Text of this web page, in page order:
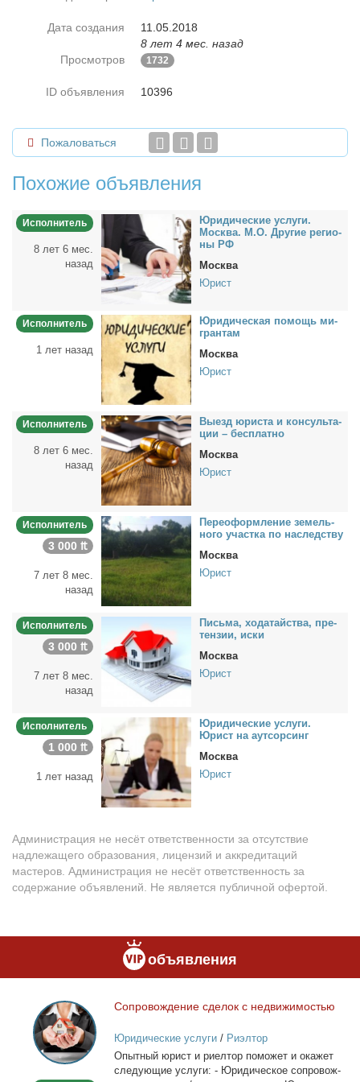
Дата создания
11.05.2018
8 лет 4 мес. назад
Просмотров
1732
ID объявления 10396
Пожаловаться
Похожие объявления
Исполнитель
8 лет 6 мес.
назад
Юри­ди­че­ские услу­ги.
Москва. М.О. Дру­гие ре­ги­о­
ны РФ
Москва
Юрист
Исполнитель
1 лет назад
Юри­ди­че­ская по­мощь ми­
гран­там
Москва
Юрист
Исполнитель
8 лет 6 мес.
назад
Вы­езд юри­ста и кон­суль­та­
ции – бес­плат­но
Москва
Юрист
Исполнитель
3 000 ₶
7 лет 8 мес.
назад
Пе­ре­оформ­ле­ние зе­мель­
но­го участ­ка по на­след­ству
Москва
Юрист
Исполнитель
3 000 ₶
7 лет 8 мес.
назад
Пись­ма, хо­да­тай­ства, пре­
тен­зии, ис­ки
Москва
Юрист
Исполнитель
1 000 ₶
1 лет назад
Юри­ди­че­ские услу­ги.
Юрист на аут­сор­синг
Москва
Юрист
Администрация не несёт ответственности за отсутствие
надлежащего образования, лицензий и аккредитаций
мастеров. Администрация не несёт ответственность за
содержание объявлений. Не является публичной офертой.
объявления
Сопровождение
сделок
с
недвижимостью
Со­про­вож­де­ние сде­лок с недви­жи­мо­стью
Юридические услуги/ Риэлтор
Опыт­ный юрист и ри­ел­тор по­мо­жет и ока­жет
сле­ду­ю­щие услу­ги: - Юри­ди­че­ское со­про­вож­